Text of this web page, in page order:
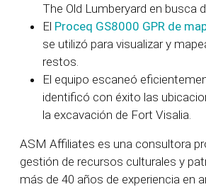
The Old Lumberyard en busca
El Proceq GS8000 GPR de
se utilizó para visualizar y
restos.
El equipo escaneó
identificó con éxito las
la excavación de Fort Visalia.
ASM Affiliates es una consultora
gestión de recursos culturales y
más de 40 años de experiencia en